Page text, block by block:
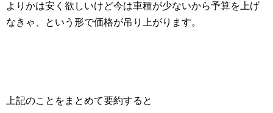
よりかは安く欲しいけど今は車種が少ないから予算を上げ
なきゃ、という形で価格が吊り上がります。
上記のことをまとめて要約すると